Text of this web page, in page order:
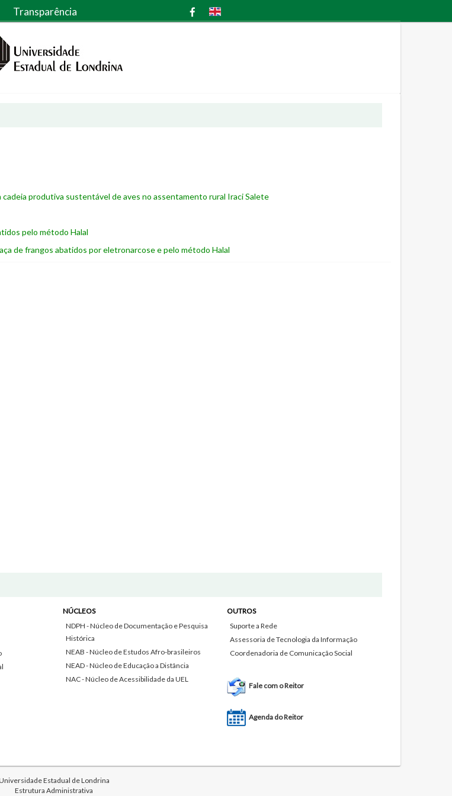
Transparência
produtiva sustentável de aves no assentamento rural Iraci Salete
pelo método Halal
de frangos abatidos por eletronarcose e pelo método Halal
NÚCLEOS
NDPH - Núcleo de Documentação e Pesquisa
Histórica
NEAB - Núcleo de Estudos Afro-brasileiros
NEAD - Núcleo de Educação a Distância
NAC - Núcleo de Acessibilidade da UEL
OUTROS
Suporte a Rede
Assessoria de Tecnologia da Informação
Coordenadoria de Comunicação Social
Fale com o Reitor
Agenda do Reitor
Estadual de Londrina
Estrutura Administrativa